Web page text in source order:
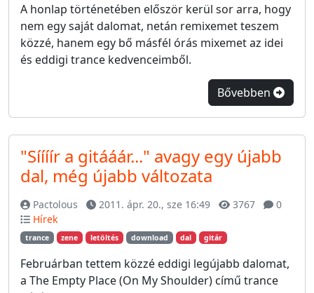
A honlap történetében először kerül sor arra, hogy
nem egy saját dalomat, netán remixemet teszem
közzé, hanem egy bő másfél órás mixemet az idei
és eddigi trance kedvenceimből.
Bővebben
"Síííír a gitááár..." avagy egy újabb
dal, még újabb változata
Pactolous 2011. ápr. 20., sze 16:49 3767
0
Hírek
trance zene letöltés download dal gitár
Februárban tettem közzé eddigi legújabb dalomat,
a The Empty Place (On My Shoulder) című trance